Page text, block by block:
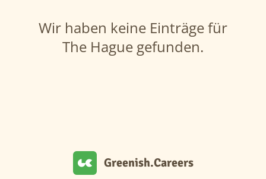
Wir haben keine Einträge für
The Hague gefunden.
Greenish.Careers